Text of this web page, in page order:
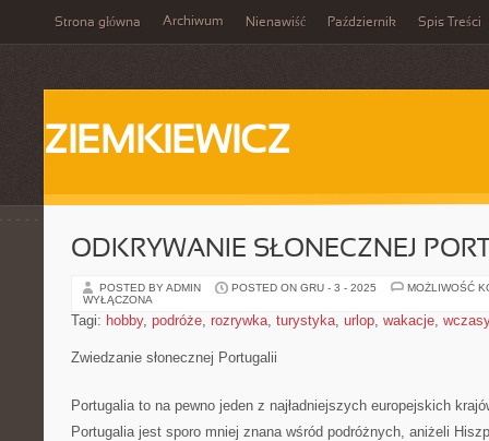
Strona główna Archiwum Nienawiść Październik Spis Treści
ZIEMKIEWICZ
ODKRYWANIE SŁONECZNEJ
POSTED BY ADMIN POSTED ON GRU - 3 - 2025
MOŻLIWOŚĆ
WYŁĄCZONA
Tagi: hobby, podróże, rozrywka, turystyka, urlop, wakacje,
Zwiedzanie słonecznej Portugalii
Portugalia to na pewno jeden z najładniejszych europejskich
Portugalia jest sporo mniej znana wśród podróżnych, aniżeli